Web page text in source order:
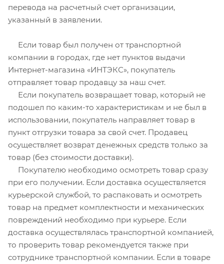
перевода на расчетный счет организации,
указанный в заявлении.
Если товар был получен от транспортной
компании в городах, где нет пунктов выдачи
Интернет-магазина «ИНТЭКС», покупатель
отправляет товар продавцу за наш счет.
Если покупатель возвращает товар, который не
подошел по каким-то характеристикам и не был в
использовании, покупатель направляет товар в
пункт отгрузки товара за свой счет. Продавец
осуществляет возврат денежных средств только за
товар (без стоимости доставки).
Покупателю необходимо осмотреть товар сразу
при его получении. Если доставка осуществляется
курьерской службой, то распаковать и осмотреть
товар на предмет комплектности и механических
повреждений необходимо при курьере. Если
доставка осуществлялась транспортной компанией,
то проверить товар рекомендуется также при
сотруднике транспортной компании. Если в товаре